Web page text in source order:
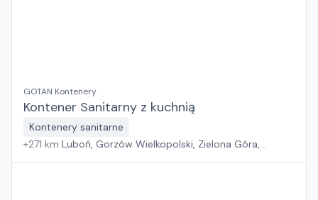
GOTAN Kontenery
Kontener Sanitarny z kuchnią
Kontenery sanitarne
+271 km Luboń, Gorzów Wielkopolski, Zielona Góra,